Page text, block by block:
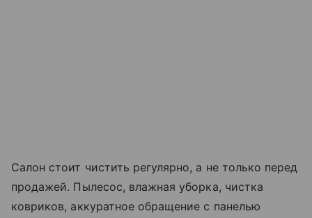
Салон стоит чистить регулярно, а не только перед
продажей. Пылесос, влажная уборка, чистка
ковриков, аккуратное обращение с панелью